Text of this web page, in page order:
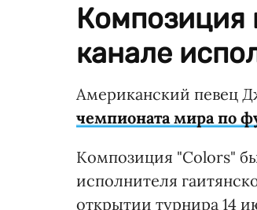
Композиция
канале
Американский певец
чемпионата мира по
Композиция "Colors"
исполнителя
открытии турнира 14